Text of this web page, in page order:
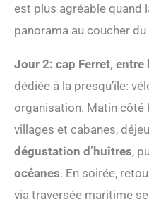
est plus agréable quand
panorama au coucher
Jour 2: cap Ferret, entre
dédiée à la presqu’île:
organisation. Matin côté
villages et cabanes,
dégustation d’huîtres,
océanes. En soirée,
via traversée maritime